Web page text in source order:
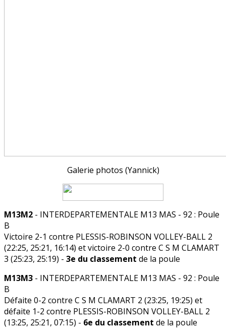
Galerie photos (Yannick)
M13M2 - INTERDEPARTEMENTALE M13 MAS - 92 : Poule
B
Victoire 2-1 contre PLESSIS-ROBINSON VOLLEY-BALL 2
(22:25, 25:21, 16:14) et victoire 2-0 contre C S M CLAMART
3 (25:23, 25:19) - 3e du classement de la poule
M13M3 - INTERDEPARTEMENTALE M13 MAS - 92 : Poule
B
Défaite 0-2 contre C S M CLAMART 2 (23:25, 19:25) et
défaite 1-2 contre PLESSIS-ROBINSON VOLLEY-BALL 2
(13:25, 25:21, 07:15) - 6e du classement de la poule